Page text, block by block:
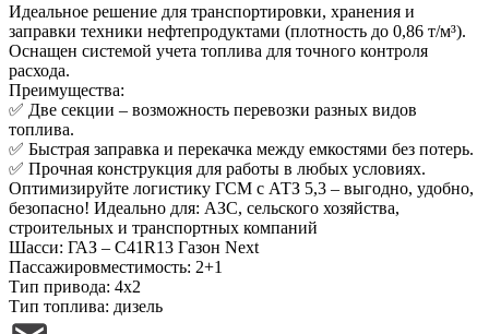
Идеальное решение для транспортировки, хранения и
заправки техники нефтепродуктами (плотность до 0,86 т/м³).
Оснащен системой учета топлива для точного контроля
расхода.
Преимущества:
✅ Две секции – возможность перевозки разных видов
топлива.
✅ Быстрая заправка и перекачка между емкостями без потерь.
✅ Прочная конструкция для работы в любых условиях.
Оптимизируйте логистику ГСМ с АТЗ 5,3 – выгодно, удобно,
безопасно! Идеально для: АЗС, сельского хозяйства,
строительных и транспортных компаний
Шасси: ГАЗ – С41R13 Газон Next
Пассажировместимость: 2+1
Тип привода: 4х2
Тип топлива: дизель